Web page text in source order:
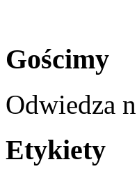
Gościmy
Odwiedza
Etykiety